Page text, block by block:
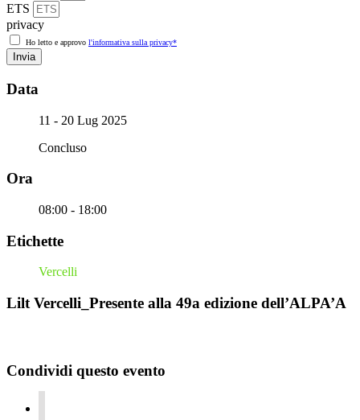
ETS
privacy
Ho letto e approvo l'informativa sulla privacy*
Invia
Data
11 - 20 Lug 2025
Concluso
Ora
08:00 - 18:00
Etichette
Vercelli
Lilt Vercelli_Presente alla 49a edizione dell’ALPA’A
Condividi questo evento